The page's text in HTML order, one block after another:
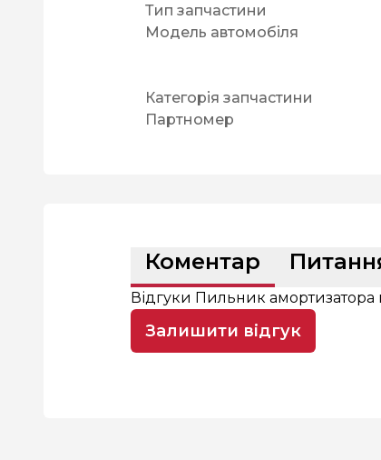
Тип запчастини
Модель автомобіля
Категорія запчастини
Партномер
Коментар
Відгуки Пильник амортизатора
Залишити відгук